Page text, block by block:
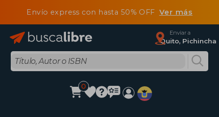
Envío express con hasta 50% OFF Ver más
Enviar a
Quito, Pichincha
0